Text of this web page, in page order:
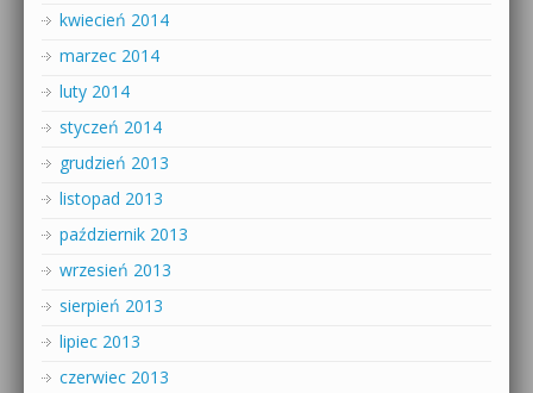
kwiecień 2014
marzec 2014
luty 2014
styczeń 2014
grudzień 2013
listopad 2013
październik 2013
wrzesień 2013
sierpień 2013
lipiec 2013
czerwiec 2013